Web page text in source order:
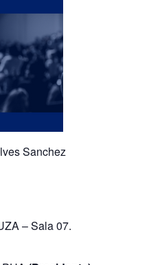
Sanchez
– Sala 07.